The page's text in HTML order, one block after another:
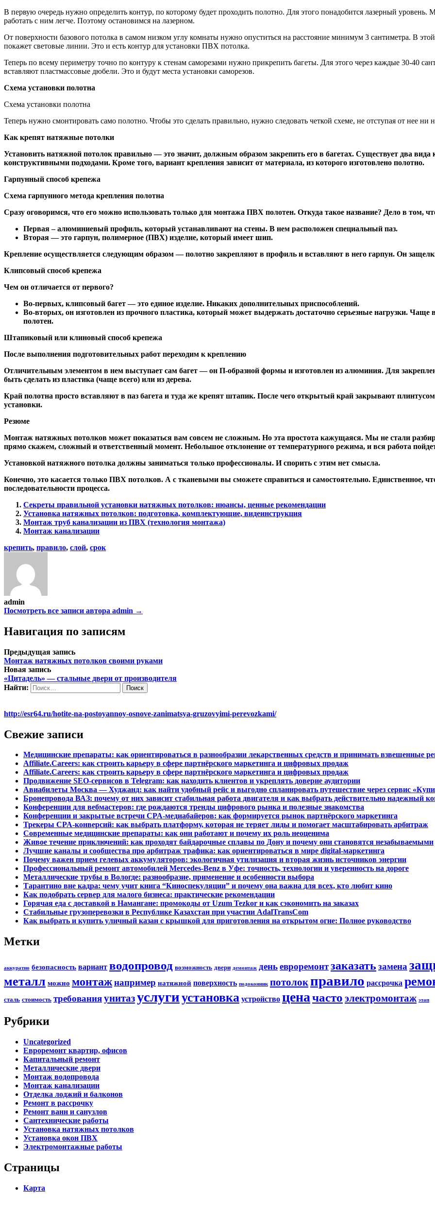
В первую очередь нужно определить контур, по которому будет проходить полотно. Для этого понадобится лазерный
работать с ним легче. Поэтому остановимся на лазерном.
От поверхности базового потолка в самом низком углу комнаты нужно опуститься на расстояние минимум 3 сантиметра. В
покажет световые линии. Это и есть контур для установки ПВХ потолка.
Теперь по всему периметру точно по контуру к стенам саморезами нужно прикрепить багеты. Для этого через каждые 30-40
вставляют пластмассовые дюбели. Это и будут места установки саморезов.
Схема установки полотна
Схема установки полотна
Теперь нужно смонтировать само полотно. Чтобы это сделать правильно, нужно следовать четкой схеме, не отступая от нее ни
Как крепят натяжные потолки
Установить натяжной потолок правильно — это значит, должным образом закрепить его в багетах. Существует два
конструктивными подходами. Кроме того, вариант крепления зависит от материала, из которого изготовлено полотно.
Гарпунный способ крепежа
Схема гарпунного метода крепления полотна
Сразу оговоримся, что его можно использовать только для монтажа ПВХ полотен. Откуда такое название? Дело в том,
Первая – алюминиевый профиль, который устанавливают на стены. В нем расположен специальный паз.
Вторая — это гарпун, полимерное (ПВХ) изделие, который имеет шип.
Крепление осуществляется следующим образом — полотно закрепляют в профиль и вставляют в него гарпун. Он
Клипсовый способ крепежа
Чем он отличается от первого?
Во-первых, клипсовый багет — это единое изделие. Никаких дополнительных приспособлений.
Во-вторых, он изготовлен из прочного пластика, который может выдержать достаточно серьезные нагрузки. Чаще
полотен.
Штапиковый или клиновый способ крепежа
После выполнения подготовительных работ переходим к креплению
Отличительным элементом в нем выступает сам багет — он П-образной формы и изготовлен из алюминия. Для
быть сделать из пластика (чаще всего) или из дерева.
Край полотна просто вставляют в паз багета и туда же крепят штапик. После чего открытый край закрывают
установки.
Резюме
Монтаж натяжных потолков может показаться вам совсем не сложным. Но эта простота кажущаяся. Мы не стали
прямо скажем, сложный и ответственный момент. Небольшое отклонение от температурного режима, и вся работа
Установкой натяжного потолка должны заниматься только профессионалы. И спорить с этим нет смысла.
Конечно, это касается только ПВХ потолков. А с тканевыми вы сможете справиться и самостоятельно. Единственное,
последовательности процесса.
Секреты правильной установки натяжных потолков: нюансы, ценные рекомендации
Установка натяжных потолков: подготовка, комплектующие, видеинструкция
Монтаж труб канализации из ПВХ (технология монтажа)
Монтаж канализации
крепить, правило, слой, срок
admin
Посмотреть все записи автора admin →
Навигация по записям
Предыдущая запись
Монтаж натяжных потолков своими руками
Новая запись
«Цитадель» — стальные двери от производителя
Найти:
http://esr64.ru/hotite-na-postoyannoy-osnove-zanimatsya-gruzovyimi-perevozkami/
Свежие записи
Медицинские препараты: как ориентироваться в разнообразии лекарственных средств и принимать взвешенные
Affiliate.Careers: как строить карьеру в сфере партнёрского маркетинга и цифровых продаж
Affiliate.Careers: как строить карьеру в сфере партнёрского маркетинга и цифровых продаж
Продвижение SEO-сервисов в Telegram: как находить клиентов и укреплять доверие аудитории
Авиабилеты Москва — Худжанд: как найти удобный рейс и выгодно спланировать путешествие через сервис
Бронепровода ВАЗ: почему от них зависит стабильная работа двигателя и как выбрать действительно надежный
Конференции для вебмастеров: где рождаются тренды цифрового рынка и полезные знакомства
Конференции и закрытые встречи CPA-медиабайеров: как формируется рынок партнёрского маркетинга
Трекеры CPA-конверсий: как выбрать платформу, которая не теряет лиды и помогает масштабировать арбитраж
Современные медицинские препараты: как они работают и почему их роль неоценима
Живое течение приключений: как проходят байдарочные сплавы по Дону и почему они становятся незабываемыми
Лучшие каналы и сообщества про арбитраж трафика: как ориентироваться в мире digital-маркетинга
Почему важен прием гелевых аккумуляторов: экологичная утилизация и вторая жизнь источников энергии
Профессиональный ремонт автомобилей Mercedes-Benz в Уфе: точность, технологии и уверенность на дороге
Металлические трубы в Вологде: разнообразие, применение и особенности выбора
Тарантино вне кадра: чему учит книга “Киноспекуляции” и почему она важна для всех, кто любит кино
Как подобрать сервер для малого бизнеса: практические рекомендации
Горячая еда с доставкой в Намангане: промокоды от Uzum Tezkor и как сэкономить на заказах
Стабильные грузоперевозки в Республике Казахстан при участии AdalTransCom
Как выбрать и купить уличный казан с крышкой для приготовления на открытом огне: Полное руководство
Метки
аккуратно безопасность вариант водопровод возможность двери демонтаж деньевроремонтзаказать замена
металл можно монтажнапример натяжной поверхность подоконник потолокправило рассрочка
сталь стоимость требованияунитазуслугиустановка устройство ценачасто электромонтаж этап
Рубрики
Uncategorized
Евроремонт квартир, офисов
Капитальный ремонт
Металлические двери
Монтаж водопровода
Монтаж канализации
Отделка лоджий и балконов
Ремонт в рассрочку
Ремонт ванн и санузлов
Сантехнические работы
Установка натяжных потолков
Установка окон ПВХ
Электромонтажные работы
Страницы
Карта